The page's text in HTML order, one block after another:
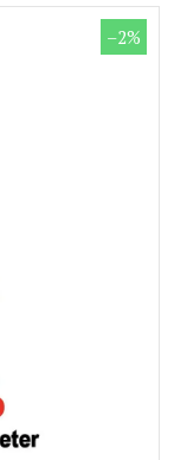
–2%